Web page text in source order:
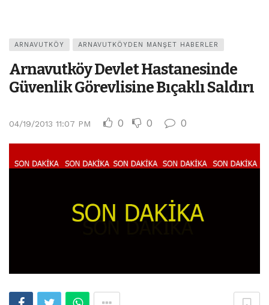
ARNAVUTKÖY ARNAVUTKÖYDEN MANŞET HABERLER
Arnavutköy Devlet Hastanesinde
Güvenlik Görevlisine Bıçaklı Saldırı
04/19/2013 11:07 PM 0 0 0